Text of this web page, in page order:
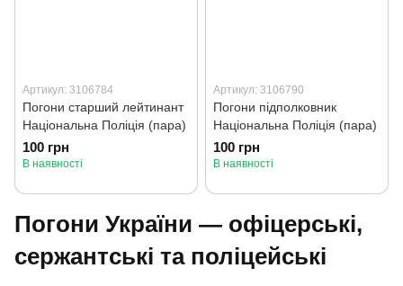
Артикул: 3106784
Погони старший лейтинант
Національна Поліція (пара)
100 грн
В наявності
Артикул: 3106790
Погони підполковник
Національна Поліція (пара)
100 грн
В наявності
Погони України — офіцерські,
сержантські та поліцейські